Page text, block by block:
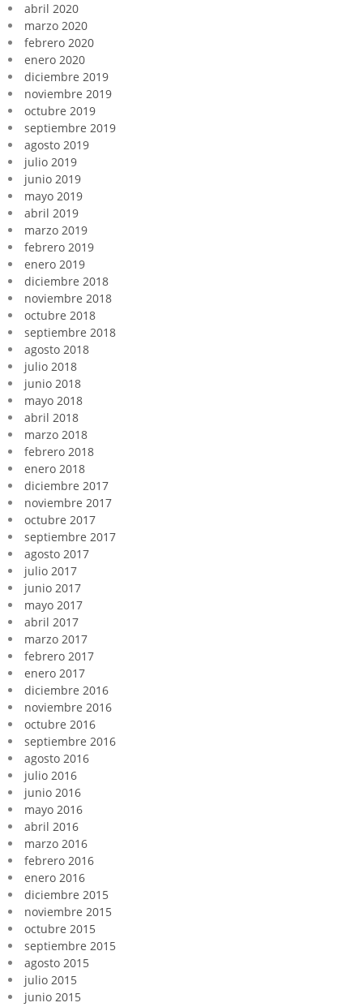
abril 2020
marzo 2020
febrero 2020
enero 2020
diciembre 2019
noviembre 2019
octubre 2019
septiembre 2019
agosto 2019
julio 2019
junio 2019
mayo 2019
abril 2019
marzo 2019
febrero 2019
enero 2019
diciembre 2018
noviembre 2018
octubre 2018
septiembre 2018
agosto 2018
julio 2018
junio 2018
mayo 2018
abril 2018
marzo 2018
febrero 2018
enero 2018
diciembre 2017
noviembre 2017
octubre 2017
septiembre 2017
agosto 2017
julio 2017
junio 2017
mayo 2017
abril 2017
marzo 2017
febrero 2017
enero 2017
diciembre 2016
noviembre 2016
octubre 2016
septiembre 2016
agosto 2016
julio 2016
junio 2016
mayo 2016
abril 2016
marzo 2016
febrero 2016
enero 2016
diciembre 2015
noviembre 2015
octubre 2015
septiembre 2015
agosto 2015
julio 2015
junio 2015